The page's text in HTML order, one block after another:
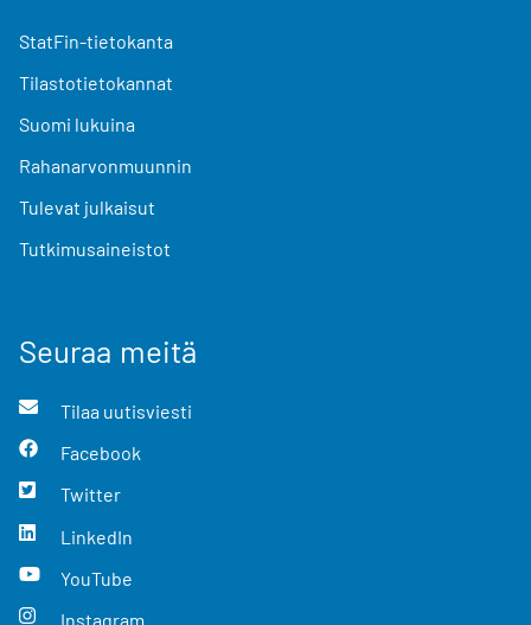
StatFin-tietokanta
Tilastotietokannat
Suomi lukuina
Rahanarvonmuunnin
Tulevat julkaisut
Tutkimusaineistot
Seuraa meitä
Tilaa uutisviesti
Facebook
Twitter
LinkedIn
YouTube
Instagram